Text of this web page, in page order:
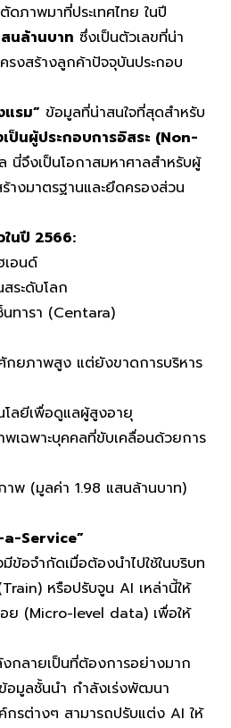
ตัดภาพมาที่ประเทศไทย ในปี
นล้านบาท ซึ่งเป็นตัวเลขที่น่า
รงสร้างลูกค้าปัจจุบันประกอบ
แรม” ข้อมูลที่น่าสนใจที่สุดสำหรับ
ป็นผู้ประกอบการอิสระ (Non-
นี่จึงเป็นโอกาสมหาศาลสำหรับผู้
างมาตรฐานและยึดครองส่วน
ในปี 2566:
เอนด์
ระดับโลก
นทารา (Centara)
กยภาพสูง แต่ยังขาดการบริหาร
โลยีเพื่อดูแลผู้สูงอายุ
พเฉพาะบุคคลที่ขับเคลื่อนด้วยการ
าพ (มูลค่า 1.98 แสนล้านบาท)
Service”
อจำกัดเมื่อต้องนำไปใช้ในบริบท
หรือปรับจูน AI เหล่านี้ให้
อย (Micro-level data) เพื่อให้
กลายเป็นที่ต้องการอย่างมาก
อมูลชั้นนำ กำลังเร่งพัฒนา
กรต่างๆ สามารถปรับแต่ง AI ให้